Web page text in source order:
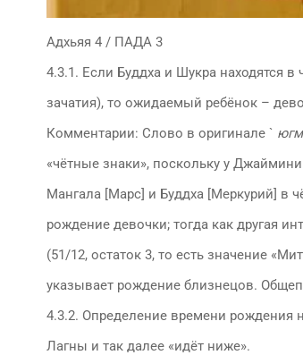
Адхьяя 4 / ПАДА 3
4.3.1. Если Буддха и Шукра находятся
зачатия), то ожидаемый ребёнок –
Комментарии: Слово в оригинале `
«чётные знаки», поскольку у
Мангала [Марс] и Буддха [Меркурий] в
рождение девочки; тогда как другая
(51/12, остаток 3, то есть значение
указывает рождение близнецов.
4.3.2. Определение времени рождения
Лагны и так далее «идёт ниже».